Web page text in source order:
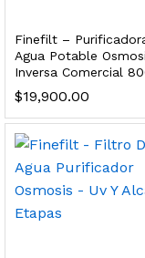
Finefilt –
Agua Potable
Inversa Comercial
$19,900.00
SS304
699.00
al carrito
L/h, con